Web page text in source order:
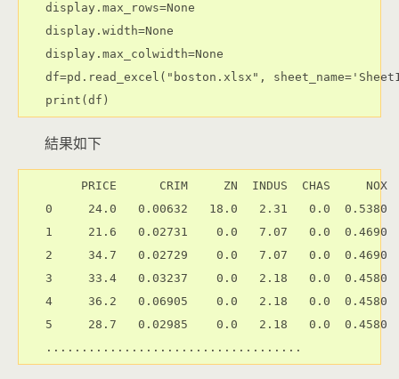
display.max_rows=None
display.width=None
display.max_colwidth=None
df=pd.read_excel("boston.xlsx",
結果如下
PRICE      CRIM     ZN  INDUS  CHAS     NOX
0     24.0   0.00632   18.0   2.31   0.0  0.5380
1     21.6   0.02731    0.0   7.07   0.0  0.4690
2     34.7   0.02729    0.0   7.07   0.0  0.4690
3     33.4   0.03237    0.0   2.18   0.0  0.4580
4     36.2   0.06905    0.0   2.18   0.0  0.4580
5     28.7   0.02985    0.0   2.18   0.0  0.4580